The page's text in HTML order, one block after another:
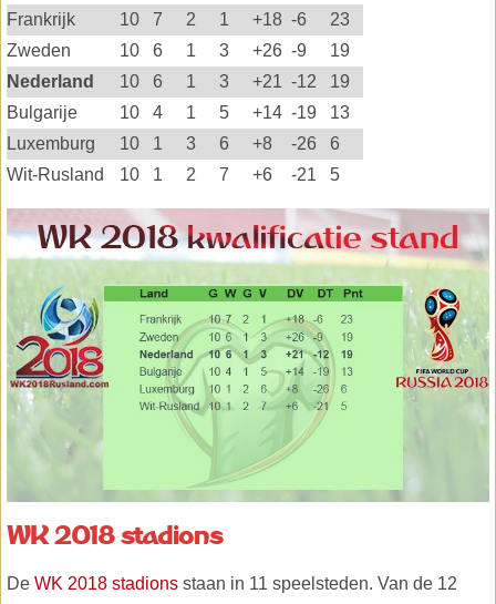
Frankrijk
10 7 2 1 +18 -6
23
Zweden
10 6 1 3 +26 -9
19
Nederland
10 6 1 3 +21 -12
19
Bulgarije
10 4 1 5 +14 -19
13
Luxemburg
10 1 3 6 +8 -26
6
Wit-Rusland
10 1 2 7 +6 -21 5
WK 2018 stadions
De WK 2018 stadions staan in 11 speelsteden. Van de 12